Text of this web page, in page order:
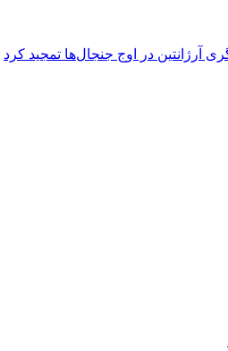
آرژانتین در اوج جنجال‌ها تمجید کرد